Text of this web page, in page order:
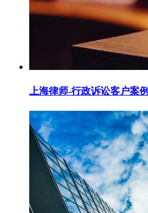
上海律师-行政诉讼客户案例